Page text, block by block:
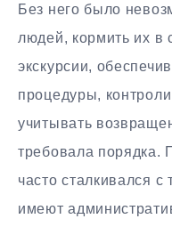
Без него было
людей, кормить их в
экскурсии,
процедуры,
учитывать
требовала порядка.
часто сталкивался
имеют